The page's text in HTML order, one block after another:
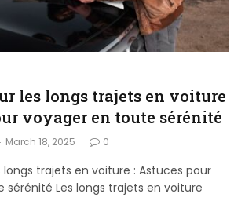
les longs trajets en voiture
voyager en toute sérénité
March 18, 2025 0
longs trajets en voiture : Astuces pour
sérénité Les longs trajets en voiture